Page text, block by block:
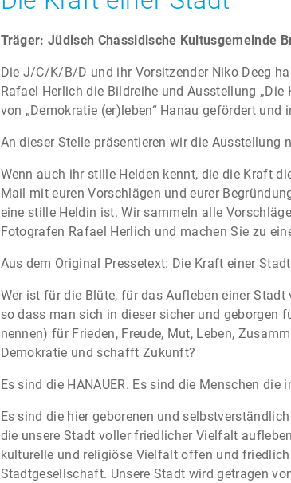
Träger:Jüdisch Chassidische Kultusgemeinde
Die J/C/K/B/D und ihr Vorsitzender Niko Deeg
Rafael Herlich die Bildreihe und Ausstellung
von „Demokratie (er)leben“ Hanau gefördert
An dieser Stelle präsentieren wir die Ausstellung
Wenn auch ihr stille Helden kennt, die die Kraft
Mail mit euren Vorschlägen und eurer
eine stille Heldin ist. Wir sammeln alle
Fotografen Rafael Herlich und machen Sie zu
Aus dem Original Pressetext: Die Kraft einer Stadt
Wer ist für die Blüte, für das Aufleben einer
so dass man sich in dieser sicher und geborgen
nennen) für Frieden, Freude, Mut, Leben,
Demokratie und schafft Zukunft?
Es sind die HANAUER. Es sind die Menschen die
Es sind die hier geborenen und
die unsere Stadt voller friedlicher Vielfalt
kulturelle und religiöse Vielfalt offen und
Stadtgesellschaft. Unsere Stadt wird getragen